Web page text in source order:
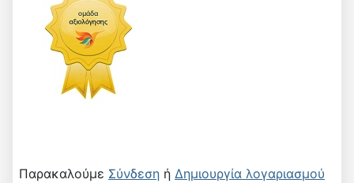
Παρακαλούμε Σύνδεση ή Δημιουργία λογαριασμού